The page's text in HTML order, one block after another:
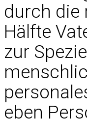
durch die
Hälfte
zur
eben